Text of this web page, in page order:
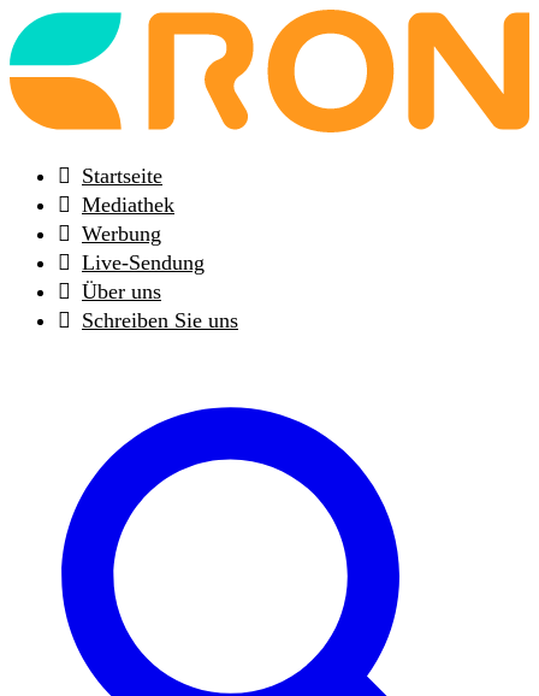
Back
to
frontpage
Startseite
Mediathek
Werbung
Live-Sendung
Über uns
Schreiben Sie uns